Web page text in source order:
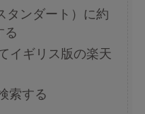
タンダート）に約
る
イギリス版の楽天
索する